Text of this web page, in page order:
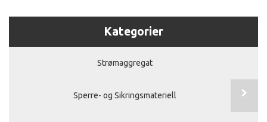
Kategorier
Strømaggregat
Sperre- og Sikringsmateriell